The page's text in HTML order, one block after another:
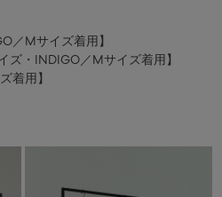
／Mサイズ着用】
ズ・INDIGO／Mサイズ着用】
着用】